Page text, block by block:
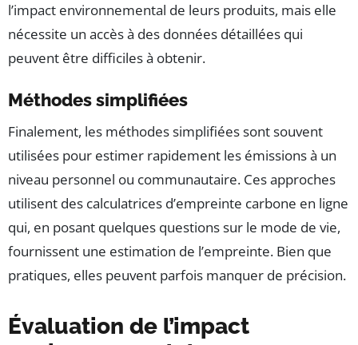
l’impact environnemental de leurs produits, mais elle
nécessite un accès à des données détaillées qui
peuvent être difficiles à obtenir.
Méthodes simplifiées
Finalement, les méthodes simplifiées sont souvent
utilisées pour estimer rapidement les émissions à un
niveau personnel ou communautaire. Ces approches
utilisent des calculatrices d’empreinte carbone en ligne
qui, en posant quelques questions sur le mode de vie,
fournissent une estimation de l’empreinte. Bien que
pratiques, elles peuvent parfois manquer de précision.
Évaluation de l’impact